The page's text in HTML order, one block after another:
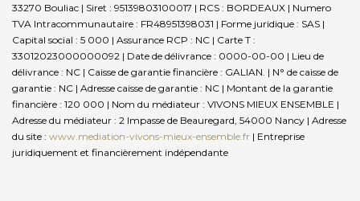
33270 Bouliac | Siret : 95139803100017 | RCS : BORDEAUX | Numero
TVA Intracommunautaire : FR48951398031 | Forme juridique : SAS |
Capital social : 5 000 | Assurance RCP : NC | Carte T :
33012023000000092 | Date de délivrance : 0000-00-00 | Lieu de
délivrance : NC | Caisse de garantie financière : GALIAN. | N° de caisse de
garantie : NC | Adresse caisse de garantie : NC | Montant de la garantie
financière : 120 000 | Nom du médiateur : VIVONS MIEUX ENSEMBLE |
Adresse du médiateur : 2 Impasse de Beauregard, 54000 Nancy | Adresse
du site : www.mediation-vivons-mieux-ensemble.fr | Entreprise
juridiquement et financièrement indépendante